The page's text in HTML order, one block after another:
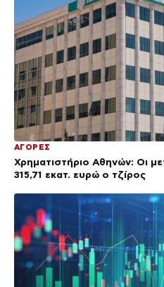
ΑΓΟΡΕΣ
Χρηματιστήριο Αθηνών: Οι
315,71 εκατ. ευρώ ο τζίρος